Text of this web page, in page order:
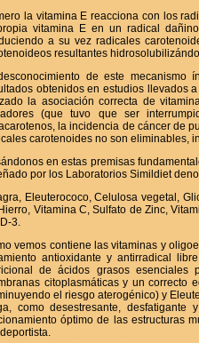
la vitamina E reacciona con los
vitamina E en un radical
a su vez radicales
resultantes
de este mecanismo
obtenidos en estudios llevados
la asociación correcta de
(que tuvo que ser
la incidencia de cáncer de
carotenoides no son eliminables,
en estas premisas
por los Laboratorios Simildiet
Eleuterococo, Celulosa vegetal,
Vitamina C, Sulfato de Zinc,
3.
vemos contiene las vitaminas y
antioxidante y antirradical
de ácidos grasos esenciales
citoplasmáticas y un correcto
el riesgo aterogénico) y
como desestresante,
óptimo de las estructuras